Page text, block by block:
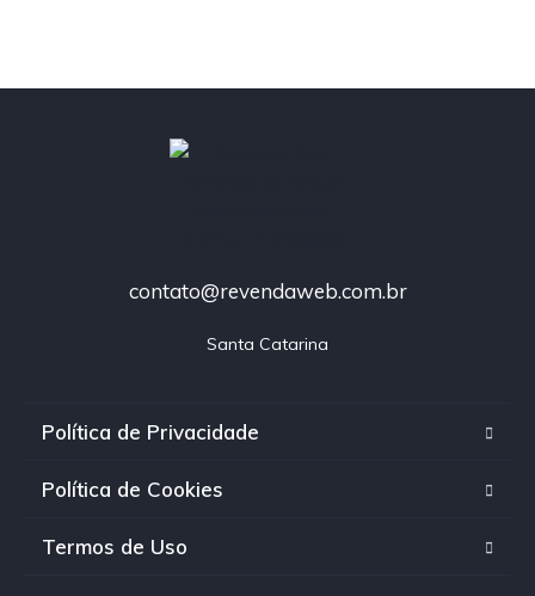
contato@revendaweb.com.br
Santa Catarina
Política de Privacidade
Política de Cookies
Termos de Uso